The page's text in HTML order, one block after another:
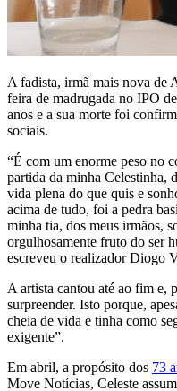
A fadista, irmã mais nova de
feira de madrugada no IPO
anos e a sua morte foi
sociais.
“É com um enorme peso no
partida da minha Celestinha,
vida plena do que quis e
acima de tudo, foi a pedra
minha tia, dos meus irmãos,
orgulhosamente fruto do ser
escreveu o realizador Diogo
A artista cantou até ao fim e,
surpreender. Isto porque,
cheia de vida e tinha como
exigente”.
Em abril, a propósito dos 73
Move Notícias, Celeste